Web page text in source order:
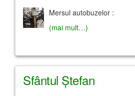
Mersul autobuzelor :
(mai mult…)
Sfântul Ştefan